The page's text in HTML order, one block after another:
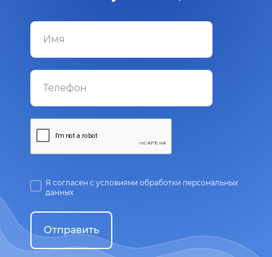
Я согласен с условиями обработки персональных
данных
Отправить